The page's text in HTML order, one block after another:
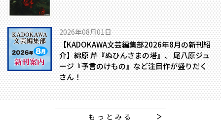
2026年08月01日
【KADOKAWA文芸編集部2026年8月の新刊紹
介】綿原 芹『ぬひんさまの塔』、 尾八原ジュ
ージ『予言のけもの』など注目作が盛りだく
さん！
もっとみる